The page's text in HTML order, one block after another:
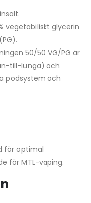
vegetabiliskt glycerin
50/50 VG/PG är
till-lunga) och
podsystem och
för optimal
för MTL-vaping.